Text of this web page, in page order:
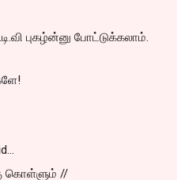
புகழ்ன்னு போட்டுக்கலாம்.
கொள்ளும் //